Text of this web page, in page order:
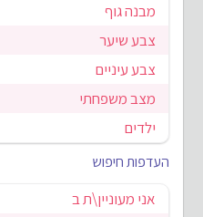
מבנה גוף
צבע שיער
צבע עיניים
מצב משפחתי
ילדים
העדפות חיפוש
אני מעוניין\ת ב